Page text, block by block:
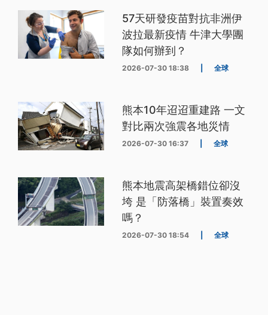
57天研發疫苗對抗非洲伊
波拉最新疫情 牛津大學團
隊如何辦到？
2026-07-30 18:38 全球
熊本10年迢迢重建路 一文
對比兩次強震各地災情
2026-07-30 16:37 全球
熊本地震高架橋錯位卻沒
垮 是「防落橋」裝置奏效
嗎？
2026-07-30 18:54 全球